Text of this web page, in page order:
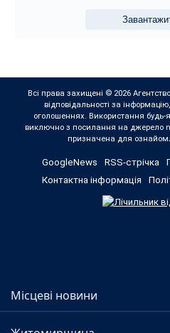
Всі права захищені © 2026
відповідальності за
оголошеннях. Використання будь-
виключно з посилання на джерело
призначена для
GoogleNews RSS-стрічка
Контактна інформація
Місцеві новини